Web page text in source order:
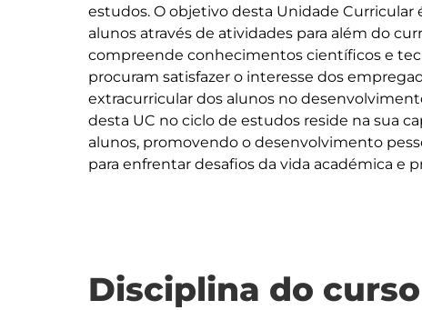
estudos. O objetivo desta Unidade
alunos através de atividades para além do
compreende conhecimentos científicos e
procuram satisfazer o interesse dos
extracurricular dos alunos no
desta UC no ciclo de estudos reside na sua
alunos, promovendo o desenvolvimento
Disciplina do curso